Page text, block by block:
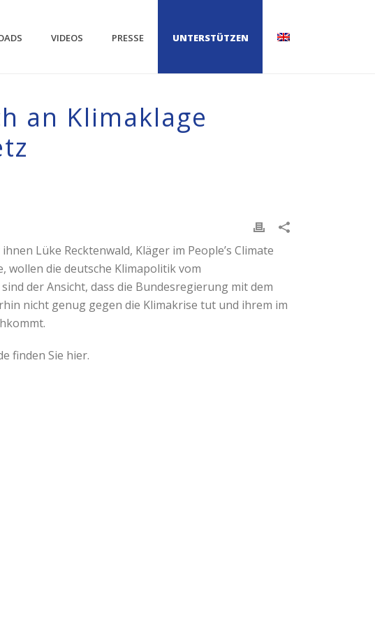
VIDEOS PRESSE UNTERSTÜTZEN
an Klimaklage
Lüke Recktenwald, Kläger im People’s Climate
wollen die deutsche Klimapolitik vom
der Ansicht, dass die Bundesregierung mit dem
nicht genug gegen die Klimakrise tut und ihrem im
finden Sie hier.